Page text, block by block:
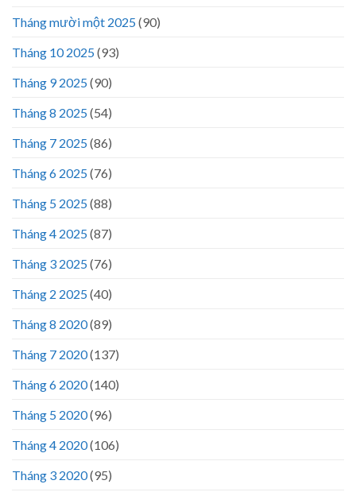
Tháng mười một 2025(90)
Tháng 10 2025(93)
Tháng 9 2025(90)
Tháng 8 2025(54)
Tháng 7 2025(86)
Tháng 6 2025(76)
Tháng 5 2025(88)
Tháng 4 2025(87)
Tháng 3 2025(76)
Tháng 2 2025(40)
Tháng 8 2020(89)
Tháng 7 2020(137)
Tháng 6 2020(140)
Tháng 5 2020(96)
Tháng 4 2020(106)
Tháng 3 2020(95)